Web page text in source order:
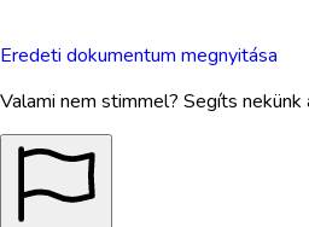
Eredeti dokumentum megnyitása
Valami nem stimmel? Segíts nekünk